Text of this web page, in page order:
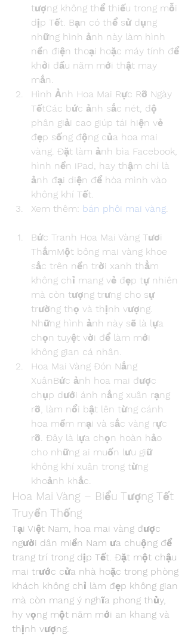
tượng không thể thiếu trong mỗi
dịp Tết. Bạn có thể sử dụng
những hình ảnh này làm hình
nền điện thoại hoặc máy tính để
khởi đầu năm mới thật may
mắn.
Hình Ảnh Hoa Mai Rực Rỡ Ngày
TếtCác bức ảnh sắc nét, độ
phân giải cao giúp tái hiện vẻ
đẹp sống động của hoa mai
vàng. Đặt làm ảnh bìa Facebook,
hình nền iPad, hay thậm chí là
ảnh đại diện để hòa mình vào
không khí Tết.
Xem thêm: bán phôi mai vàng.
Bức Tranh Hoa Mai Vàng Tươi
ThắmMột bông mai vàng khoe
sắc trên nền trời xanh thẳm
không chỉ mang vẻ đẹp tự nhiên
mà còn tượng trưng cho sự
trường thọ và thịnh vượng.
Những hình ảnh này sẽ là lựa
chọn tuyệt vời để làm mới
không gian cá nhân.
Hoa Mai Vàng Đón Nắng
XuânBức ảnh hoa mai được
chụp dưới ánh nắng xuân rạng
rỡ, làm nổi bật lên từng cánh
hoa mềm mại và sắc vàng rực
rỡ. Đây là lựa chọn hoàn hảo
cho những ai muốn lưu giữ
không khí xuân trong từng
khoảnh khắc.
Hoa Mai Vàng – Biểu Tượng Tết
Truyền Thống
Tại Việt Nam, hoa mai vàng được
người dân miền Nam ưa chuộng để
trang trí trong dịp Tết. Đặt một chậu
mai trước cửa nhà hoặc trong phòng
khách không chỉ làm đẹp không gian
mà còn mang ý nghĩa phong thủy,
hy vọng một năm mới an khang và
thịnh vượng.